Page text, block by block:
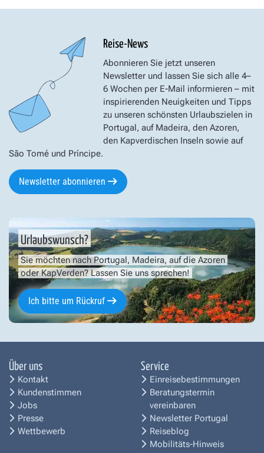
Reise-News
Abonnieren Sie jetzt unseren
Newsletter und lassen Sie sich alle 4–
6 Wochen per E-Mail informieren – mit
inspirierenden Neuigkeiten und Tipps
zu unseren schönsten Urlaubszielen in
Portugal, auf Madeira, den Azoren,
den Kapverdischen Inseln sowie auf
São Tomé und Príncipe.
Newsletter abonnieren
Urlaubswunsch?
Sie möchten nach Portugal, Madeira, auf die Azoren
oder KapVerden? Lassen Sie uns sprechen!
Ich bitte um Rückruf
Über uns
Kontakt
Kundenstimmen
Jobs
Presse
Wettbewerb
Service
Einreisebestimmungen
Beratungstermin
vereinbaren
Newsletter Portugal
Reiseblog
Mobilitäts-Hinweis